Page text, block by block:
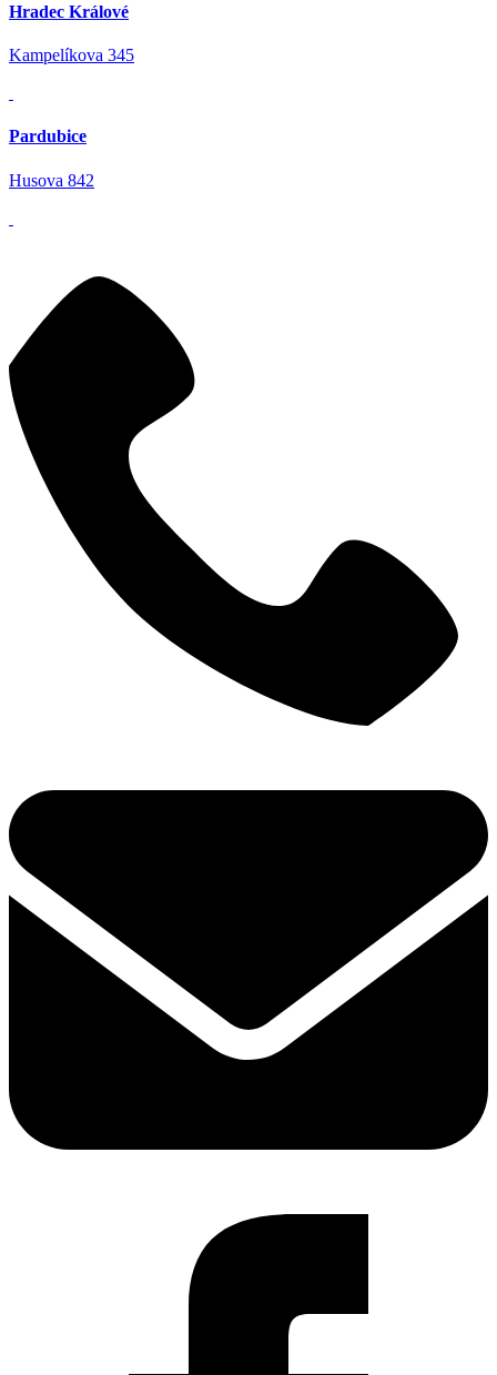
Hradec Králové
Kampelíkova 345
Pardubice
Husova 842